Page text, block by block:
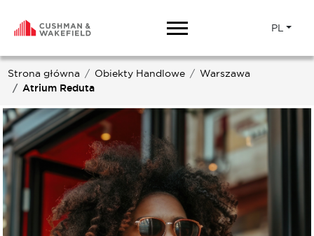
PL
Strona główna Obiekty Handlowe
Warszawa
Atrium Reduta